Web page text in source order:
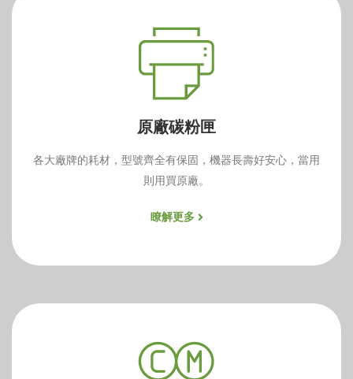
原廠碳粉匣
各大廠牌的耗材，型號齊全有保固，機器長壽好安心，當用
則用買原廠。
瞭解更多